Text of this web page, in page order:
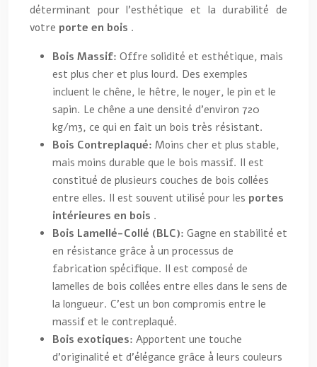
déterminant pour l’esthétique et la durabilité de
votre porte en bois .
Bois Massif: Offre solidité et esthétique, mais
est plus cher et plus lourd. Des exemples
incluent le chêne, le hêtre, le noyer, le pin et le
sapin. Le chêne a une densité d’environ 720
kg/m3, ce qui en fait un bois très résistant.
Bois Contreplaqué: Moins cher et plus stable,
mais moins durable que le bois massif. Il est
constitué de plusieurs couches de bois collées
entre elles. Il est souvent utilisé pour les portes
intérieures en bois .
Bois Lamellé-Collé (BLC): Gagne en stabilité et
en résistance grâce à un processus de
fabrication spécifique. Il est composé de
lamelles de bois collées entre elles dans le sens de
la longueur. C’est un bon compromis entre le
massif et le contreplaqué.
Bois exotiques: Apportent une touche
d’originalité et d’élégance grâce à leurs couleurs